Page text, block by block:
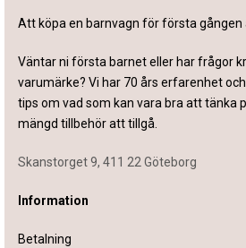
Att köpa en barnvagn för första gången
Väntar ni första barnet eller har frågor
varumärke? Vi har 70 års erfarenhet
tips om vad som kan vara bra att tänka
mängd tillbehör att tillgå.
Skanstorget 9, 411 22 Göteborg
Information
Betalning